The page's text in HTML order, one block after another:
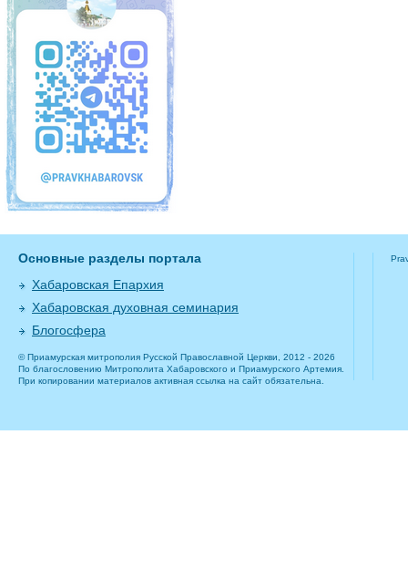
Основные разделы портала
Хабаровская Епархия
Хабаровская духовная семинария
Блогосфера
© Приамурская митрополия Русской Православной Церкви, 2012 - 2026
По благословению Митрополита Хабаровского и Приамурского Артемия.
При копировании материалов активная ссылка на сайт обязательна.